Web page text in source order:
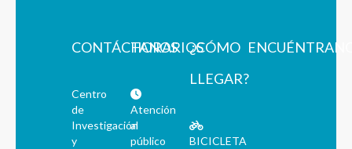
CONTÁCTANOS
Centro
de
Investigación
y
HORARIOS
Atención
al
público
¿CÓMO
LLEGAR?
BICICLETA